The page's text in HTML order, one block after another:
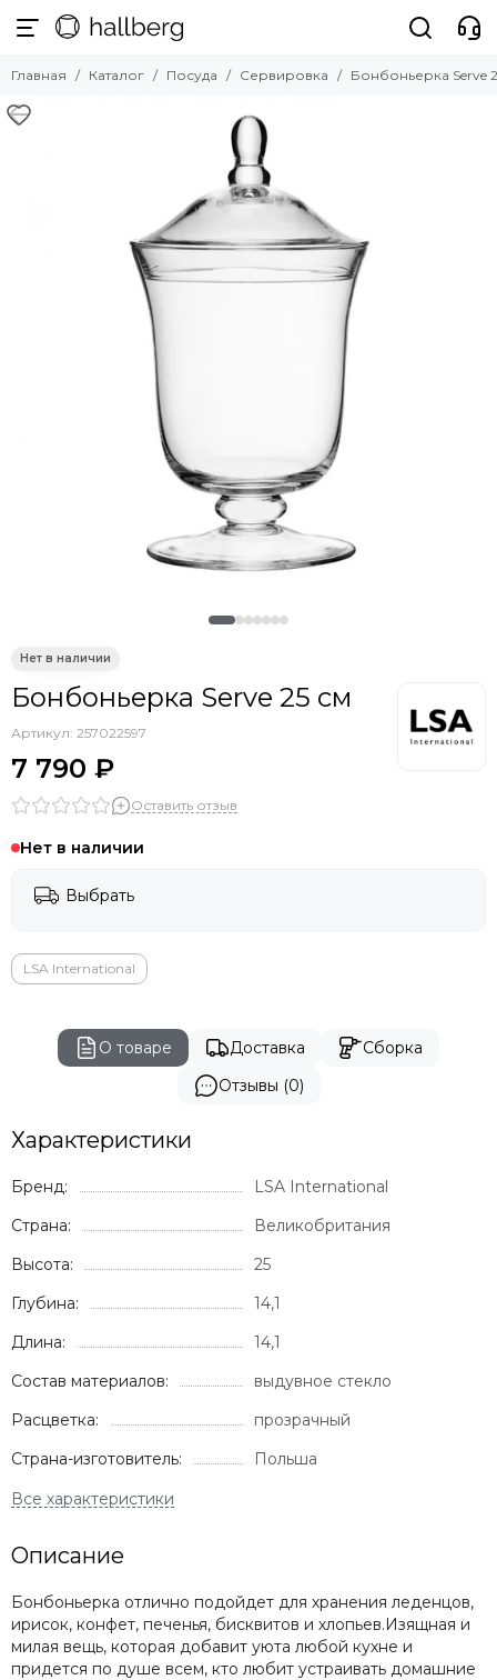
Главная Каталог Посуда Сервировка Бонбоньерка Serve
Бонбоньерка Serve 25 см
Артикул: 257022597
7 790 ₽
Оставить отзыв
Нет в наличии
Выбрать
LSA International
О товаре Доставка
Сборка
Отзывы (0)
Характеристики
Бренд:
LSA International
Страна:
Великобритания
Высота:
25
Глубина:
14,1
Длина:
14,1
Состав материалов:
выдувное стекло
Расцветка:
прозрачный
Страна-изготовитель:
Польша
Описание
Бонбоньерка отлично подойдет для хранения леденцов,
ирисок, конфет, печенья, бисквитов и хлопьев.Изящная и
милая вещь, которая добавит уюта любой кухне и
придется по душе всем, кто любит устраивать домашние